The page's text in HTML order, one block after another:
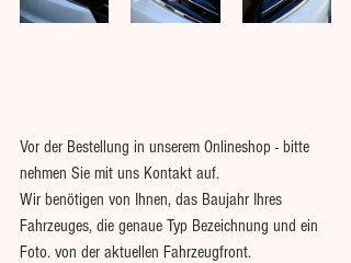
Vor der Bestellung in unserem Onlineshop - bitte
nehmen Sie mit uns Kontakt auf.
Wir benötigen von Ihnen, das Baujahr Ihres
Fahrzeuges, die genaue Typ Bezeichnung und ein
Foto. von der aktuellen Fahrzeugfront.